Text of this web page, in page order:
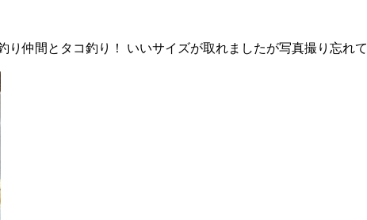
り仲間とタコ釣り！ いいサイズが取れましたが写真撮り忘れ